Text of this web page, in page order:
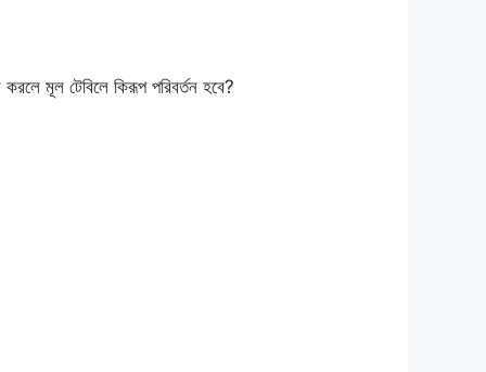
মূল টেবিলে কিরূপ পরিবর্তন হবে?